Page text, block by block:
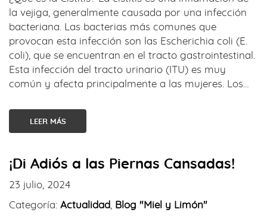
la vejiga, generalmente causada por una infección
bacteriana. Las bacterias más comunes que
provocan esta infección son las Escherichia coli (E.
coli), que se encuentran en el tracto gastrointestinal.
Esta infección del tracto urinario (ITU) es muy
común y afecta principalmente a las mujeres. Los…
LEER MÁS
¡Di Adiós a las Piernas Cansadas!
23 julio, 2024
Categoría: Actualidad Blog "Miel y Limón"